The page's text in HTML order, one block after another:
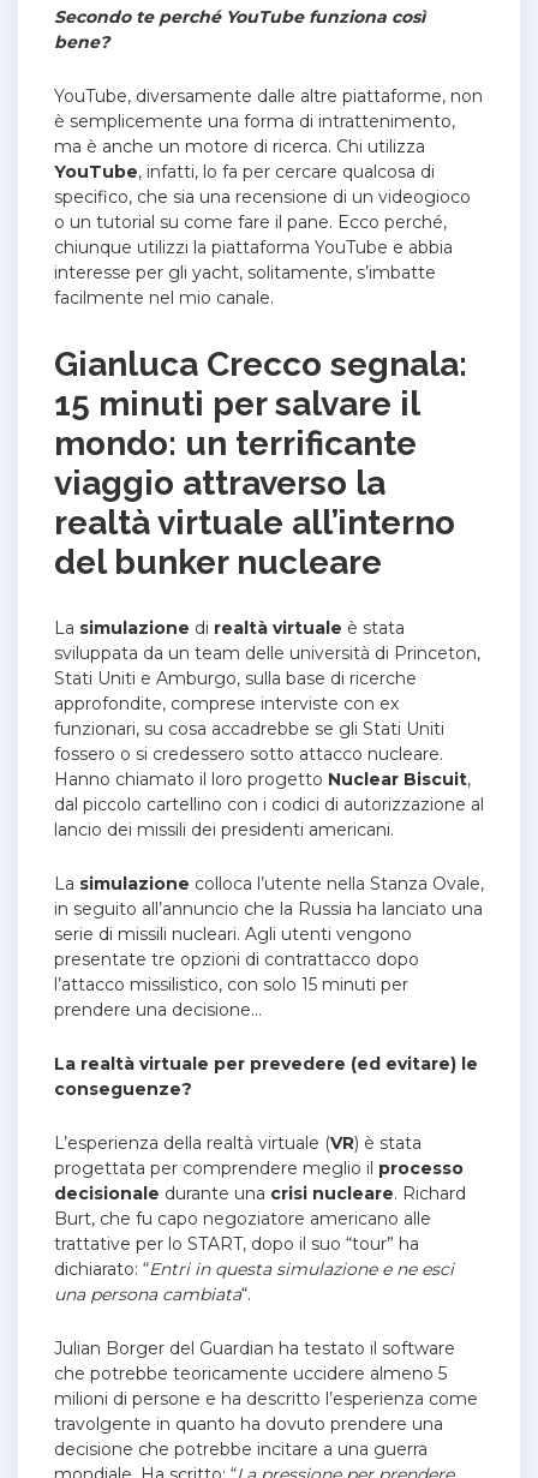
Secondo te perché YouTube funziona così
bene?
YouTube, diversamente dalle altre piattaforme, non
è semplicemente una forma di intrattenimento,
ma è anche un motore di ricerca. Chi utilizza
YouTube, infatti, lo fa per cercare qualcosa di
specifico, che sia una recensione di un videogioco
o un tutorial su come fare il pane. Ecco perché,
chiunque utilizzi la piattaforma YouTube e abbia
interesse per gli yacht, solitamente, s’imbatte
facilmente nel mio canale.
Gianluca Crecco segnala:
15 minuti per salvare il
mondo: un terrificante
viaggio attraverso la
realtà virtuale all’interno
del bunker nucleare
La simulazione di realtà virtuale è stata
sviluppata da un team delle università di Princeton,
Stati Uniti e Amburgo, sulla base di ricerche
approfondite, comprese interviste con ex
funzionari, su cosa accadrebbe se gli Stati Uniti
fossero o si credessero sotto attacco nucleare.
Hanno chiamato il loro progetto Nuclear Biscuit,
dal piccolo cartellino con i codici di autorizzazione al
lancio dei missili dei presidenti americani.
La simulazione colloca l’utente nella Stanza Ovale,
in seguito all’annuncio che la Russia ha lanciato una
serie di missili nucleari. Agli utenti vengono
presentate tre opzioni di contrattacco dopo
l’attacco missilistico, con solo 15 minuti per
prendere una decisione…
La realtà virtuale per prevedere (ed evitare) le
conseguenze?
L’esperienza della realtà virtuale (VR) è stata
progettata per comprendere meglio il processo
decisionale durante una crisi nucleare. Richard
Burt, che fu capo negoziatore americano alle
trattative per lo START, dopo il suo “tour” ha
dichiarato: “Entri in questa simulazione e ne esci
una persona cambiata“.
Julian Borger del Guardian ha testato il software
che potrebbe teoricamente uccidere almeno 5
milioni di persone e ha descritto l’esperienza come
travolgente in quanto ha dovuto prendere una
decisione che potrebbe incitare a una guerra